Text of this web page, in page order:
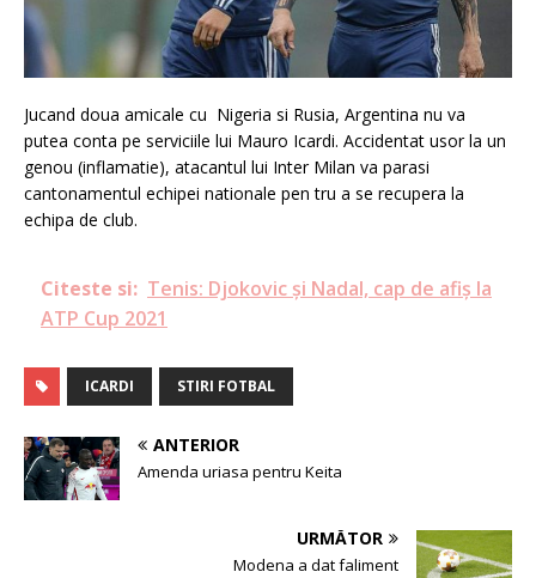
Jucand doua amicale cu Nigeria si Rusia, Argentina nu va
putea conta pe serviciile lui Mauro Icardi. Accidentat usor la un
genou (inflamatie), atacantul lui Inter Milan va parasi
cantonamentul echipei nationale pen tru a se recupera la
echipa de club.
Citeste si: Tenis: Djokovic şi Nadal, cap de afiş la
ATP Cup 2021
ICARDI STIRI FOTBAL
ANTERIOR
Amenda uriasa pentru Keita
URMĂTOR
Modena a dat faliment